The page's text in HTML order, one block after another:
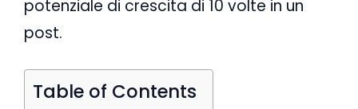
potenziale di crescita di 10 volte in un
post.
Table of Contents